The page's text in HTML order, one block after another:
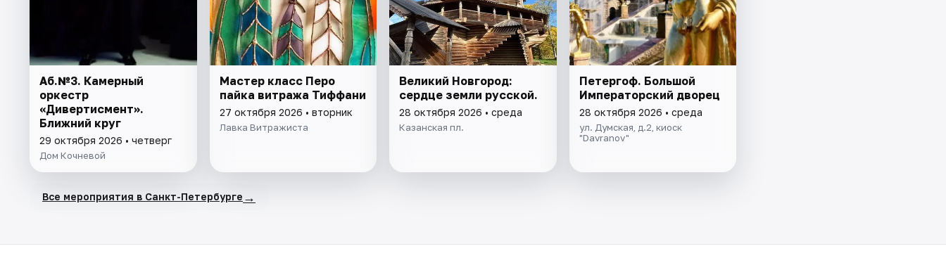
Аб.№3. Камерный
оркестр
«Дивертисмент».
Ближний круг
29 октября 2026 • четверг
Дом Кочневой
Мастер класс Перо
пайка витража Тиффани
27 октября 2026 • вторник
Лавка Витражиста
Великий Новгород:
сердце земли русской.
28 октября 2026 • среда
Казанская пл.
Петергоф. Большой
Императорский дворец
28 октября 2026 • среда
ул. Думская, д.2, киоск
"Davranov"
Все мероприятия в Санкт-Петербурге →